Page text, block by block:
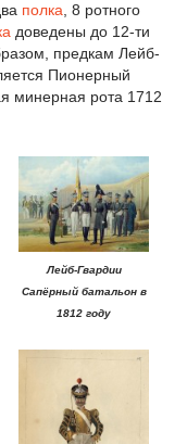
полка , 8 ротного
доведены до 12-ти
предкам Лейб-
Пионерный
минерная рота 1712
Лейб-Гвардии
Сапёрный батальон в
1812 году